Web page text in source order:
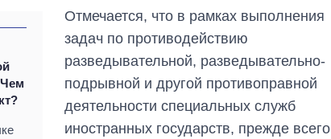
Отмечается, что в рамках выполнения
задач по противодействию
разведывательной, разведывательно-
подрывной и другой противоправной
деятельности специальных служб
иностранных государств, прежде всего